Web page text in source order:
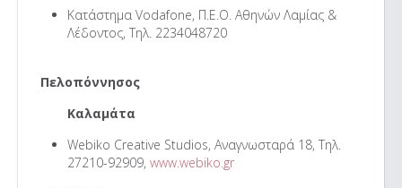
Κατάστημα Vodafone, Π.Ε.Ο. Αθηνών Λαμίας &
Λέδοντος, Τηλ. 2234048720
Πελοπόννησος
Καλαμάτα
Webiko Creative Studios, Αναγνωσταρά 18, Τηλ.
27210-92909, www.webiko.gr